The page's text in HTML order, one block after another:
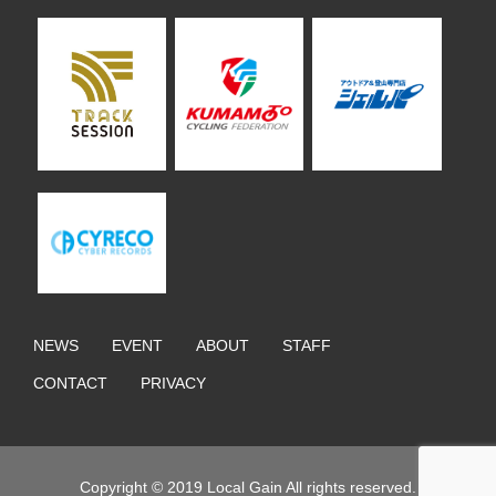
NEWS EVENT ABOUT STAFF
CONTACT PRIVACY
Copyright © 2019 Local Gain All rights reserved.